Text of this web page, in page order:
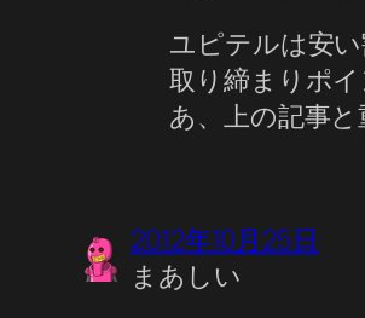
ユピテルは安
取り締まりポ
あ、上の記事と
2012年10月25日
まあしい